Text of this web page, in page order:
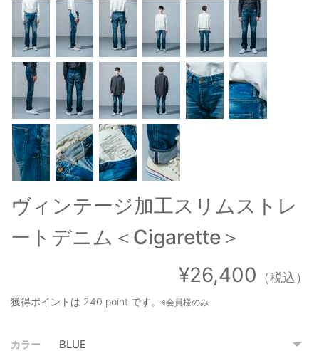
TOPS : トップス
OUTERS : アウター
OUTLET : アウトレット
MENS : メンズ
LADIES : レディース
新規会員登録
特定商取引法に基づく表記
ヴィンテージ加工スリムストレ
ートデニム＜Cigarette＞
¥26,400 （税込）
獲得ポイントは 240 point です。 ※会員様のみ
カラー